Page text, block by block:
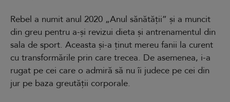
Rebel a numit anul 2020 „Anul sănătății” și a muncit
din greu pentru a-și revizui dieta și antrenamentul din
sala de sport. Aceasta și-a ținut mereu fanii la curent
cu transformările prin care trecea. De asemenea, i-a
rugat pe cei care o admiră să nu îi judece pe cei din
jur pe baza greutății corporale.